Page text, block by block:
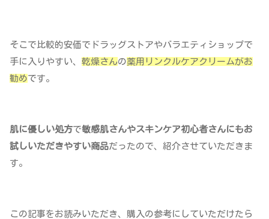
そこで比較的安価でドラッグストアやバラエティショップで
手に入りやすい、 乾燥さんの薬用リンクルケアクリームがお
勧めです。
肌に優しい処方で敏感肌さんやスキンケア初心者さんにもお
試しいただきやすい商品だったので、紹介させていただきま
す。
この記事をお読みいただき、購入の参考にしていただけたら